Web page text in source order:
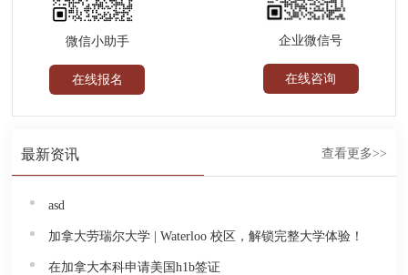
微信小助手
在线报名
企业微信号
在线咨询
最新资讯 查看更多>>
asd
加拿大劳瑞尔大学 | Waterloo 校区，解锁完整大学体验！
在加拿大本科申请美国h1b签证